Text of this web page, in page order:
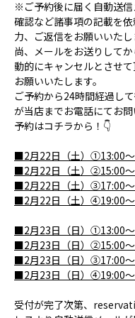
※ご予約後に届く自動送
確認など諸事項の記載を
力、ご返信をお願いいたし
尚、メールをお送りして
動的にキャンセルとさせ
お願いいたします。
ご予約から24時間経過し
が当店までお電話にてお問
予約はコチラから！👇
■2月22日（土）①13:00
■2月22日（土）②15:00
■2月22日（土）③17:00
■2月22日（土）④19:00
■2月23日（日）①13:00
■2月23日（日）②15:00
■2月23日（日）③17:00
■2月23日（日）④19:00
受付が完了次第、